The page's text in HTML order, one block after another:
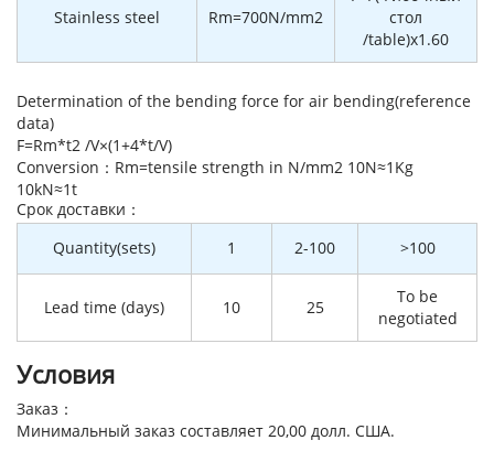
Stainless steel Rm=700N/mm2
стол
/table)x1.60
Determination of the bending force for air bending(reference
data)
F=Rm*t2 /V×(1+4*t/V)
Conversion：Rm=tensile strength in N/mm2 10N≈1Kg
10kN≈1t
Cрок доставки：
Quantity(sets)
1 2-100 >100
Lead time (days) 10 25
To be
negotiated
Условия
Заказ：
Минимальный заказ составляет 20,00 долл. США.